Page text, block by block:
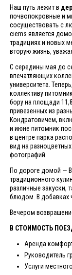
Наш путь лежит в
почвопокровные и
сосуществовать с
ciems является
традициях и новых
вторую жизнь,
С середины мая до
впечатляющих
университета.
коллективу
бору на площади
привезенных из
Кондратовичем,
и июне питомник
в центре парка
вид на
фотографий.
По дороге домой —
традиционного
различные закуски,
блюдом. В добавках
Вечером
В СТОИМОСТЬ
Аренда
Руководитель
Услуги